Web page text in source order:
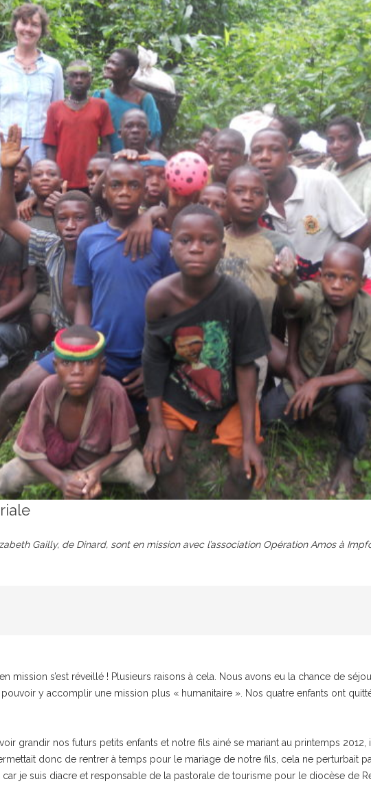
Gailly, de Dinard, sont en mission avec l’association Opération Amos à
mission s’est réveillé ! Plusieurs raisons à cela. Nous avons eu la chance de
y accomplir une mission plus « humanitaire ». Nos quatre enfants ont
grandir nos futurs petits enfants et notre fils ainé se mariant au printemps
donc de rentrer à temps pour le mariage de notre fils, cela ne perturbait
je suis diacre et responsable de la pastorale de tourisme pour le diocèse de